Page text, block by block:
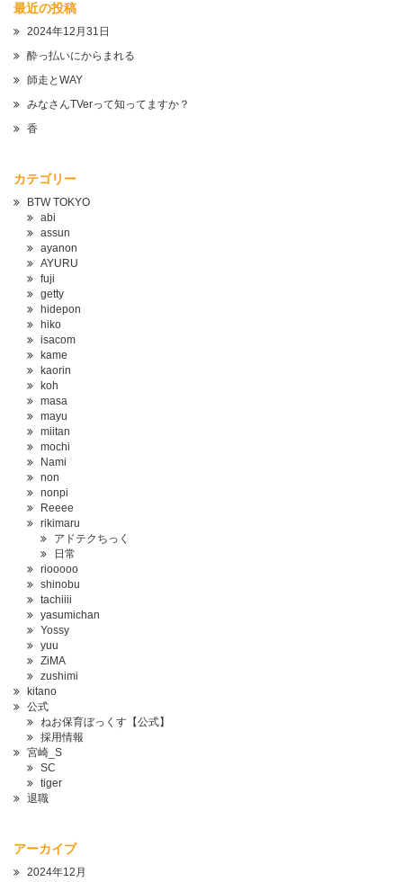
最近の投稿
2024年12月31日
酔っ払いにからまれる
師走とWAY
みなさんTVerって知ってますか？
香
カテゴリー
BTW TOKYO
abi
assun
ayanon
AYURU
fuji
getty
hidepon
hiko
isacom
kame
kaorin
koh
masa
mayu
miitan
mochi
Nami
non
nonpi
Reeee
rikimaru
アドテクちっく
日常
riooooo
shinobu
tachiiii
yasumichan
Yossy
yuu
ZiMA
zushimi
kitano
公式
ねお保育ぼっくす【公式】
採用情報
宮崎_S
SC
tiger
退職
アーカイブ
2024年12月